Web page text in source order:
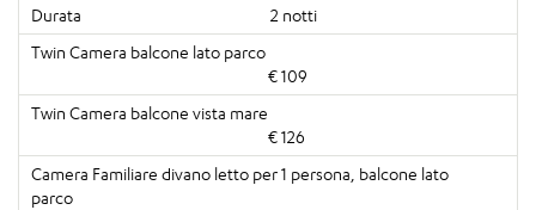
2 notti
€ 109
€ 126